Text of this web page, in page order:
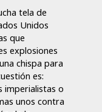
tela de
Unidos
que
explosiones
chispa para
es:
imperialistas o
unos contra